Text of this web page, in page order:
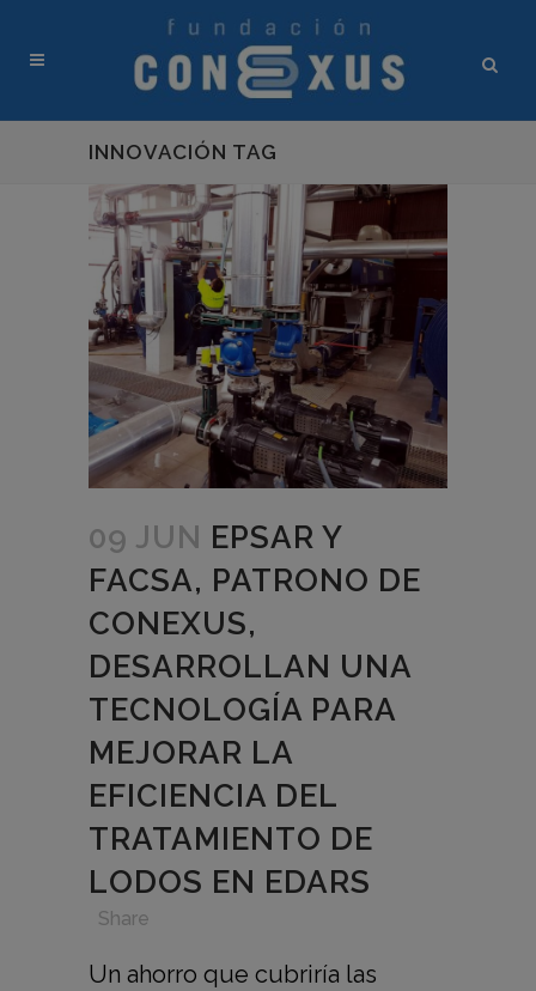
INNOVACIÓN TAG
09 JUN EPSAR Y
FACSA, PATRONO DE
CONEXUS,
DESARROLLAN UNA
TECNOLOGÍA PARA
MEJORAR LA
EFICIENCIA DEL
TRATAMIENTO DE
LODOS EN EDARS
Share
Un ahorro que cubriría las